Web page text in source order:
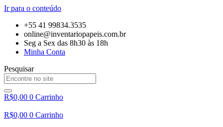
Ir para o conteúdo
+55 41 99834.3535
online@inventariopapeis.com.br
Seg a Sex das 8h30 às 18h
Minha Conta
Pesquisar
R$0,00 0 Carrinho
R$0,00 0 Carrinho